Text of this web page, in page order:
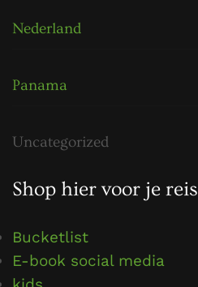
Nederland
Panama
Uncategorized
Shop hier voor je reis
Bucketlist
E-book social media